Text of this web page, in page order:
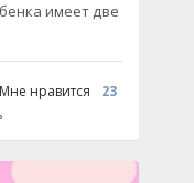
имеет две
Мне нравится
23